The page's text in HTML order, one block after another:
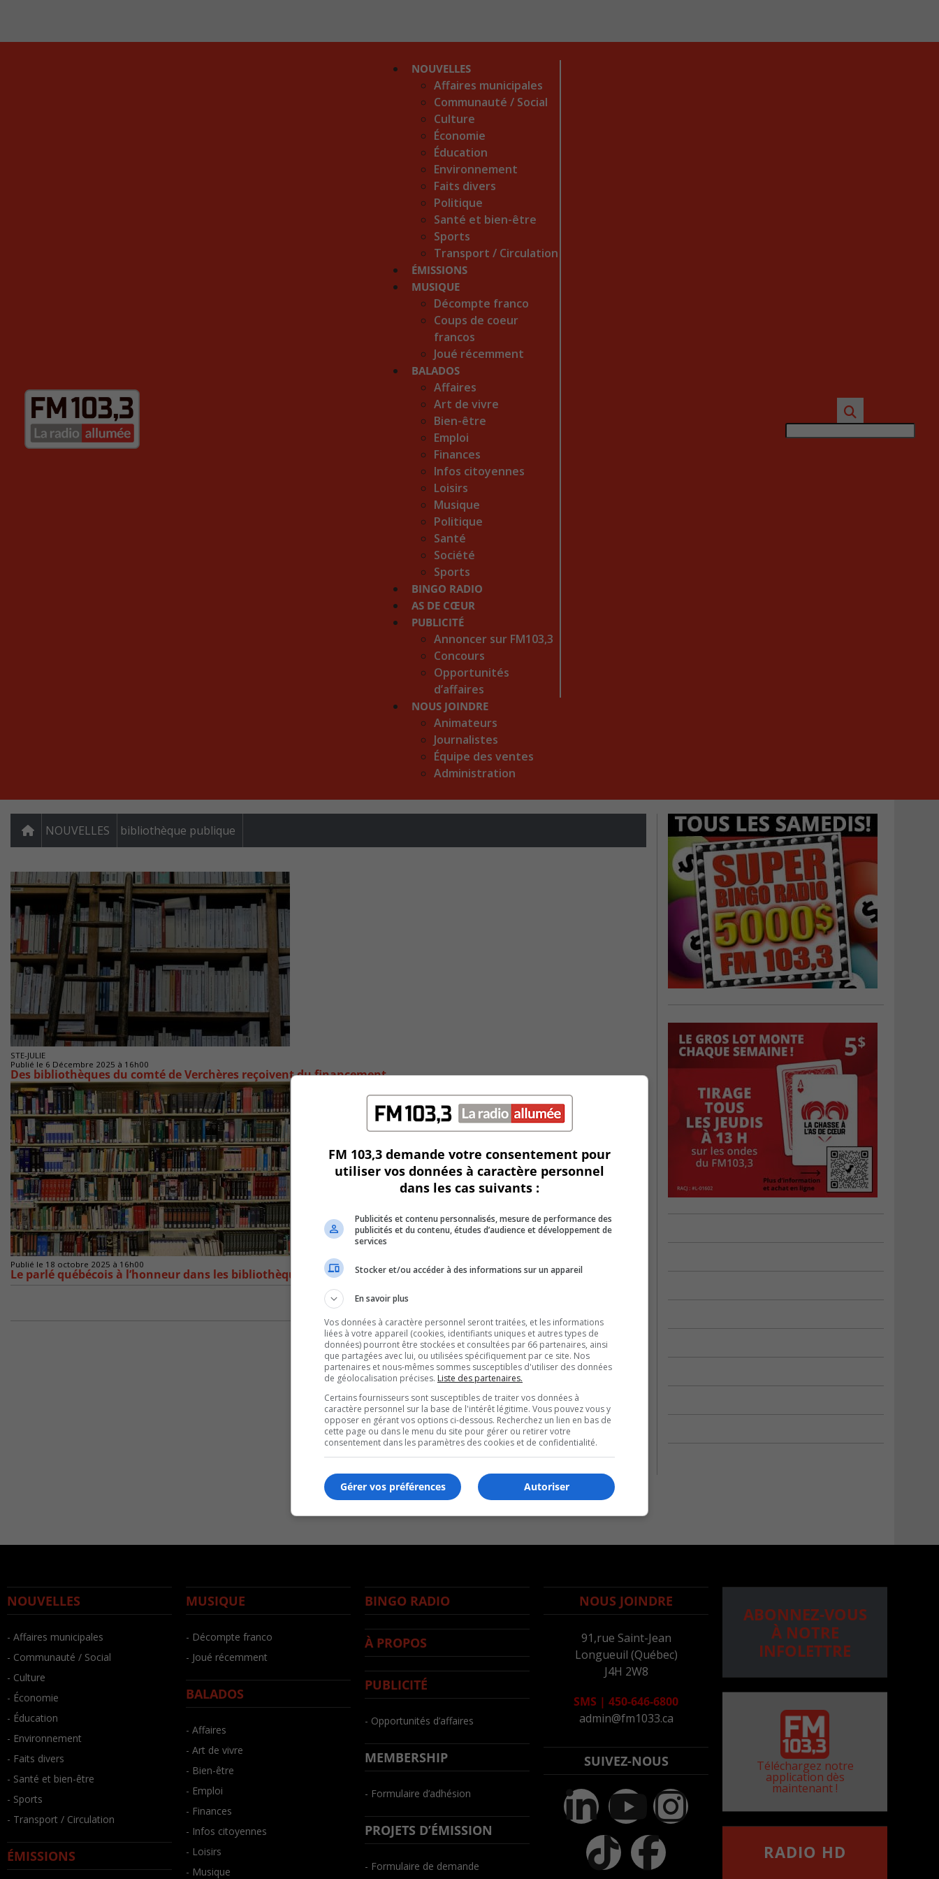
NOUVELLES
Affaires municipales
Communauté / Social
Culture
Économie
Éducation
Environnement
Faits divers
Politique
Santé et bien-être
Sports
Transport / Circulation
ÉMISSIONS
MUSIQUE
Décompte franco
Coups de coeur
francos
Joué récemment
BALADOS
Affaires
Art de vivre
Bien-être
Emploi
Finances
Infos citoyennes
Loisirs
Musique
Politique
Santé
Société
Sports
BINGO RADIO
AS DE CŒUR
PUBLICITÉ
Annoncer sur FM103,3
Concours
Opportunités
d’affaires
NOUS JOINDRE
Animateurs
Journalistes
Équipe des ventes
Administration
NOUVELLES bibliothèque publique
STE-JULIE
Publié le 6 Décembre 2025 à 16h00
Des bibliothèques du comté de Verchères reçoivent du financement
Publié le 18 octobre 2025 à 16h00
Le parlé québécois à l’honneur dans les bibliothèques de Delson et Saint-Constant
NOUVELLES
- Affaires municipales
- Communauté / Social
- Culture
- Économie
- Éducation
- Environnement
- Faits divers
- Santé et bien-être
- Sports
- Transport / Circulation
ÉMISSIONS
MUSIQUE
- Décompte franco
- Joué récemment
BALADOS
- Affaires
- Art de vivre
- Bien-être
- Emploi
- Finances
- Infos citoyennes
- Loisirs
- Musique
BINGO RADIO
À PROPOS
PUBLICITÉ
- Opportunités d’affaires
MEMBERSHIP
- Formulaire d’adhésion
PROJETS D’ÉMISSION
- Formulaire de demande
NOUS JOINDRE
91,rue Saint-Jean
Longueuil (Québec)
J4H 2W8
SMS | 450-646-6800
admin@fm1033.ca
SUIVEZ-NOUS
ABONNEZ-VOUS
À NOTRE
INFOLETTRE
Téléchargez notre
application dès
maintenant !
RADIO HD
FM 103,3 demande votre consentement pour
utiliser vos données à caractère personnel
dans les cas suivants :
Publicités et contenu personnalisés, mesure de performance des
publicités et du contenu, études d’audience et développement de
services
Stocker et/ou accéder à des informations sur un appareil
En savoir plus
Vos données à caractère personnel seront traitées, et les informations
liées à votre appareil (cookies, identifiants uniques et autres types de
données) pourront être stockées et consultées par 66 partenaires, ainsi
que partagées avec lui, ou utilisées spécifiquement par ce site. Nos
partenaires et nous-mêmes sommes susceptibles d'utiliser des données
de géolocalisation précises. Liste des partenaires.
Certains fournisseurs sont susceptibles de traiter vos données à
caractère personnel sur la base de l'intérêt légitime. Vous pouvez vous y
opposer en gérant vos options ci-dessous. Recherchez un lien en bas de
cette page ou dans le menu du site pour gérer ou retirer votre
consentement dans les paramètres des cookies et de confidentialité.
Autoriser
Gérer vos préférences